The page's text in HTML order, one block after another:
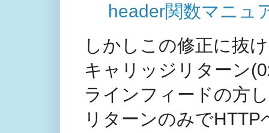
header関数マニュ
しかしこの修正に抜
キャリッジリターン
ラインフィードの方
リターンのみで